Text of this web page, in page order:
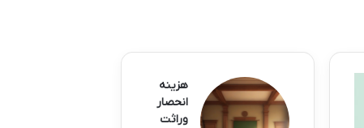
هزینه
انحصار
وراثت